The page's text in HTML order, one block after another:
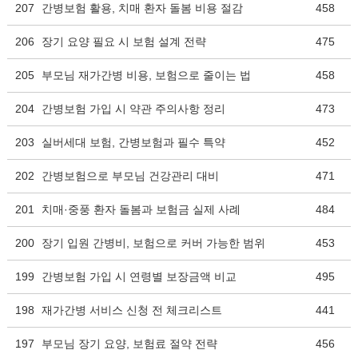
207 간병보험 활용, 치매 환자 돌봄 비용 절감 458
206 장기 요양 필요 시 보험 설계 전략 475
205 부모님 재가간병 비용, 보험으로 줄이는 법 458
204 간병보험 가입 시 약관 주의사항 정리 473
203 실버세대 보험, 간병보험과 필수 특약 452
202 간병보험으로 부모님 건강관리 대비 471
201 치매·중풍 환자 돌봄과 보험금 실제 사례 484
200 장기 입원 간병비, 보험으로 커버 가능한 범위 453
199 간병보험 가입 시 연령별 보장금액 비교 495
198 재가간병 서비스 신청 전 체크리스트 441
197 부모님 장기 요양, 보험료 절약 전략 456